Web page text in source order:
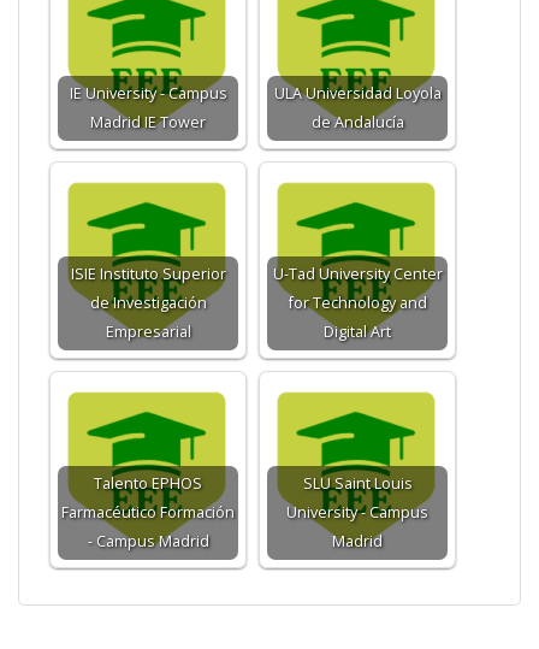
IE University - Campus
Madrid IE Tower
ULA Universidad Loyola
de Andalucía
ISIE Instituto Superior
de Investigación
Empresarial
U-Tad University Center
for Technology and
Digital Art
Talento EPHOS
Farmacéutico Formación
- Campus Madrid
SLU Saint Louis
University - Campus
Madrid